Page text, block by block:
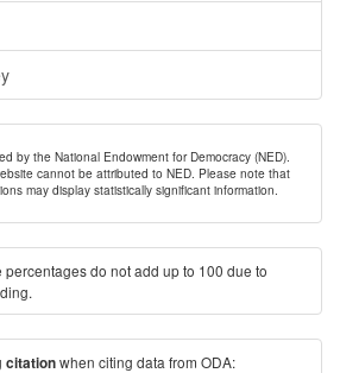
by the National Endowment for Democracy (NED).
cannot be attributed to NED. Please note that
may display statistically significant information.
percentages do not add up to 100 due to
citationwhen citing data from ODA: